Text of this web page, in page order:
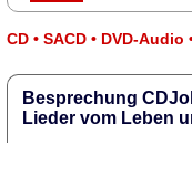
CD • SACD • DVD-Audio
Besprechung
Lieder vom Leben